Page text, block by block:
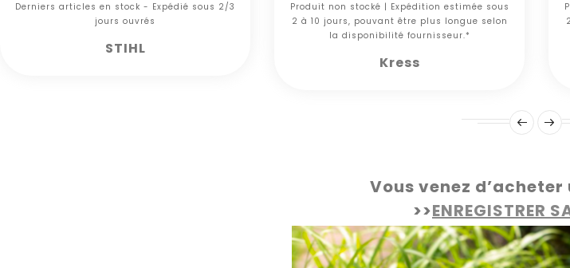
Derniers articles en stock - Expédié sous 2/3
jours ouvrés
STIHL
Produit non stocké | Expédition estimée sous
2 à 10 jours, pouvant être plus longue selon
la disponibilité fournisseur.*
Kress
Vous venez d’acheter
>>ENREGISTRER